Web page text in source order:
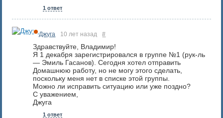
1 ответ
Джуга 10 лет назад #
Здравствуйте, Владимир!
Я 1 декабря зарегистрировался в группе №1 (рук-ль
— Эмиль Гасанов). Сегодня хотел отправить
Домашнюю работу, но не могу этого сделать,
поскольку меня нет в списке этой группы.
Можно ли исправить ситуацию или уже поздно?
С уважением,
Джуга
1 ответ